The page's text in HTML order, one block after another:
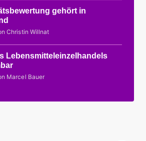
gehört in
Christin Willnat
Lebensmitteleinzelhandels
Marcel Bauer